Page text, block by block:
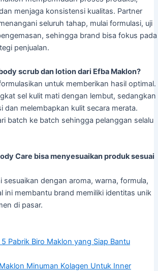
menjaga konsistensi kualitas. Partner
seluruh tahap, mulai formulasi, uji
sehingga brand bisa fokus pada
penjualan.
scrub dan lotion dari Efba Maklon?
untuk memberikan hasil optimal.
sel kulit mati dengan lembut, sedangkan
dan melembapkan kulit secara merata.
batch ke batch sehingga pelanggan selalu
Care bisa menyesuaikan produk sesuai
sesuaikan dengan aroma, warna, formula,
ini membantu brand memiliki identitas unik
di pasar.
Pabrik Biro Maklon yang Siap Bantu
Minuman Kolagen Untuk Inner